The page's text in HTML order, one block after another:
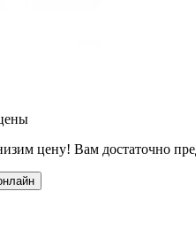
цену! Вам достаточно